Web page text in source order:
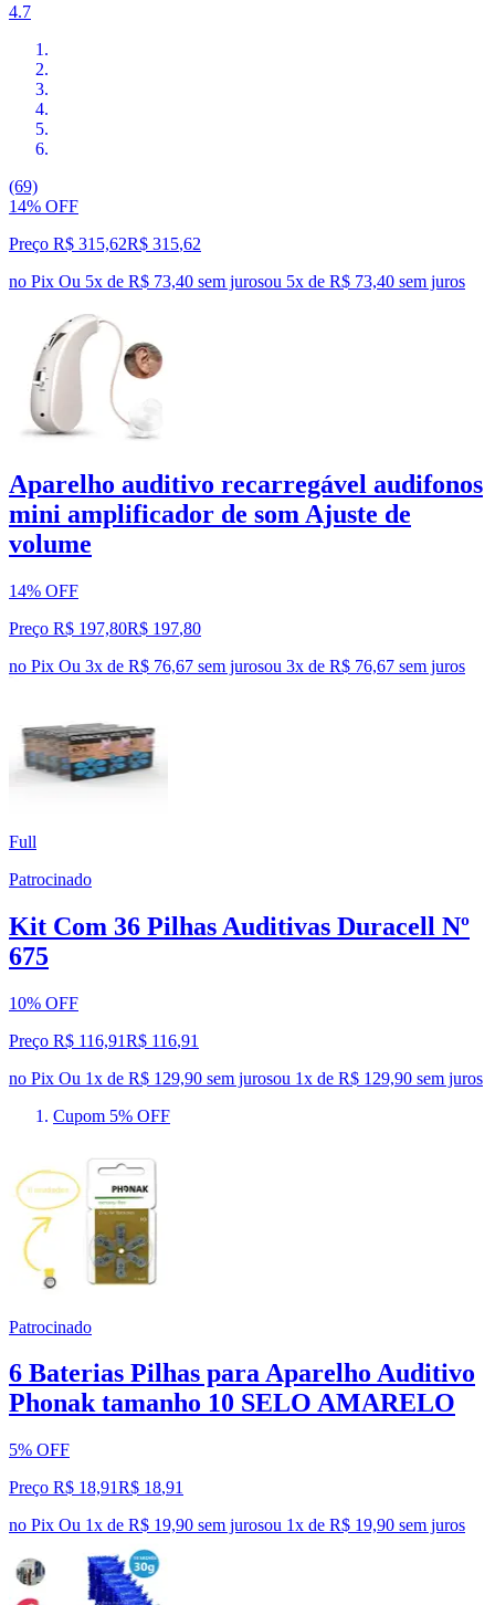
4.7
(69)
14% OFF
Preço R$ 315,62R$ 315,62
no Pix Ou 5x de R$ 73,40 sem jurosou 5x de R$ 73,40 sem juros
Aparelho auditivo recarregável audifonos
mini amplificador de som Ajuste de
volume
14% OFF
Preço R$ 197,80R$ 197,80
no Pix Ou 3x de R$ 76,67 sem jurosou 3x de R$ 76,67 sem juros
Full
Patrocinado
Kit Com 36 Pilhas Auditivas Duracell Nº
675
10% OFF
Preço R$ 116,91R$ 116,91
no Pix Ou 1x de R$ 129,90 sem jurosou 1x de R$ 129,90 sem juros
Cupom 5% OFF
Patrocinado
6 Baterias Pilhas para Aparelho Auditivo
Phonak tamanho 10 SELO AMARELO
5% OFF
Preço R$ 18,91R$ 18,91
no Pix Ou 1x de R$ 19,90 sem jurosou 1x de R$ 19,90 sem juros